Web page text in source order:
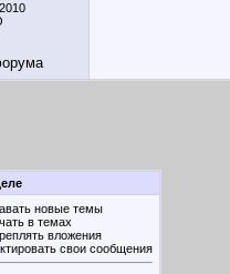
новые темы
в темах
вложения
свои сообщения